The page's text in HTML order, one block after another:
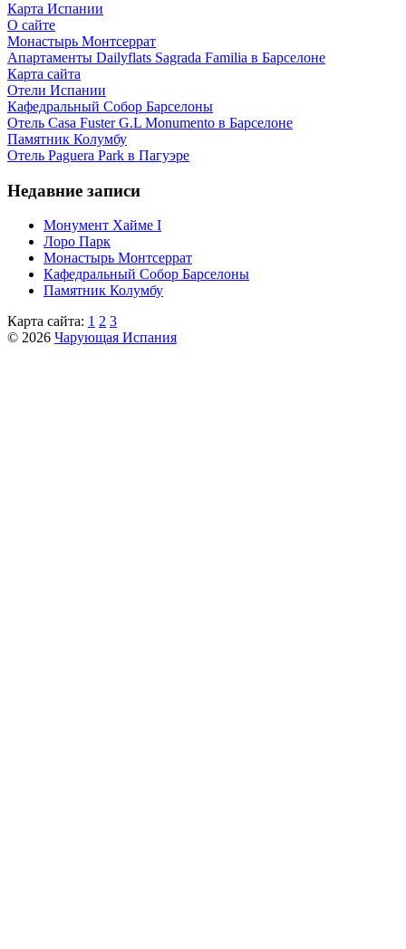
Карта Испании
О сайте
Монастырь Монтсеррат
Апартаменты Dailyflats Sagrada Familia в Барселоне
Карта сайта
Отели Испании
Кафeдрaльный Собор Барселоны
Отель Casa Fuster G.L Monumento в Барселоне
Пaмятник Колумбу
Отель Paguera Park в Пагуэре
Недавние записи
Монумент Хайме I
Лоро Парк
Монастырь Монтсеррат
Кафeдрaльный Собор Барселоны
Пaмятник Колумбу
Карта сайта: 1 2 3
© 2026 Чарующая Испания